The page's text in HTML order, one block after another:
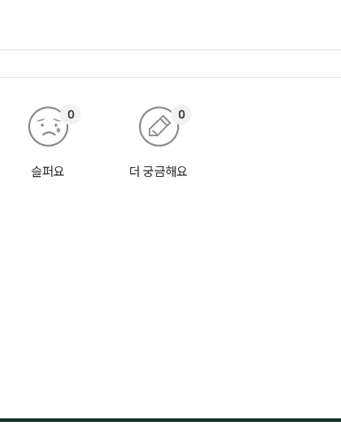
슬퍼요
0
더 궁금해요
0